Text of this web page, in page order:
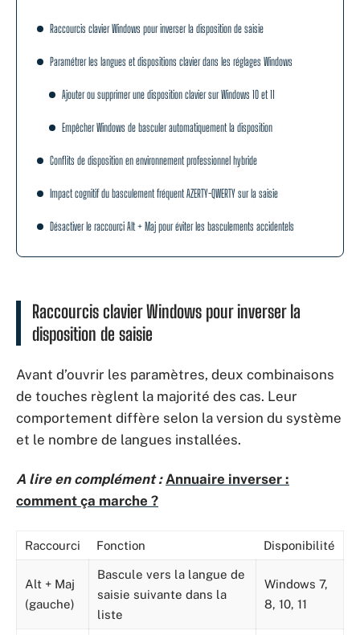
Raccourcis clavier Windows pour inverser la disposition de saisie
Paramétrer les langues et dispositions clavier dans les réglages Windows
Ajouter ou supprimer une disposition clavier sur Windows 10 et 11
Empêcher Windows de basculer automatiquement la disposition
Conflits de disposition en environnement professionnel hybride
Impact cognitif du basculement fréquent AZERTY-QWERTY sur la saisie
Désactiver le raccourci Alt + Maj pour éviter les basculements accidentels
Raccourcis clavier Windows pour inverser la
disposition de saisie
Avant d’ouvrir les paramètres, deux combinaisons
de touches règlent la majorité des cas. Leur
comportement diffère selon la version du système
et le nombre de langues installées.
A lire en complément : Annuaire inverser :
comment ça marche ?
Raccourci Fonction Disponibilité
Alt + Maj
(gauche)
Bascule vers la langue de
saisie suivante dans la
liste
Windows 7,
8, 10, 11